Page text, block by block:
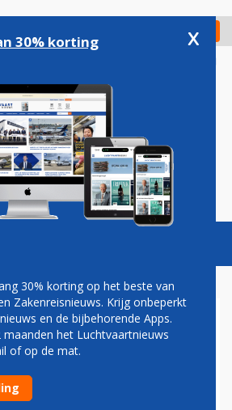
Check in
Podcasts Vacatures
NEEMT MIDWAY
30% korting x
30% korting op het beste van
Zakenreisnieuws. Krijg onbeperkt
en de bijbehorende Apps.
het Luchtvaartnieuws
of op de mat.